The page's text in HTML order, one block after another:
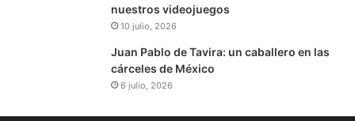
nuestros videojuegos
10 julio, 2026
Juan Pablo de Tavira: un caballero en las
cárceles de México
6 julio, 2026